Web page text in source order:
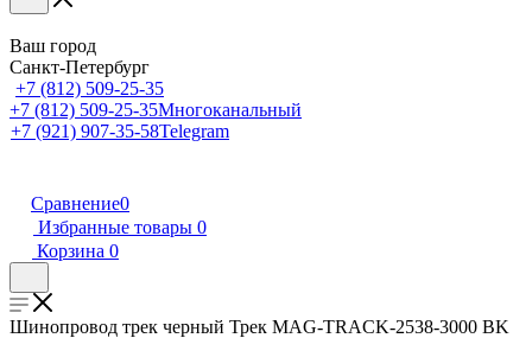
Ваш город
Санкт-Петербург
+7 (812) 509-25-35
+7 (812) 509-25-35Многоканальный
+7 (921) 907-35-58Telegram
Сравнение0
Избранные товары 0
Корзина 0
Шинопровод трек черный Трек MAG-TRACK-2538-3000 BK